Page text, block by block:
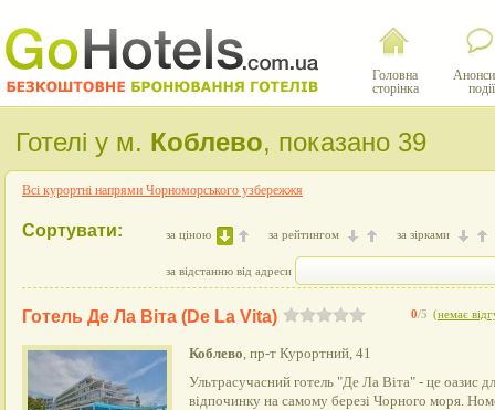
Головна
сторінка
події
Готелі у м. Коблево, показано 39
Всі курортні напрями Чорноморського узбережжя
Сортувати: за ціною за рейтингом за зірками
за відстанню від адреси
0/5 (немає
Готель Де Ла Віта (De La Vita)
Коблево, пр-т Курортний, 41
Ультрасучасний готель "Де Ла Віта" - це оазис
відпочинку на самому березі Чорного моря.